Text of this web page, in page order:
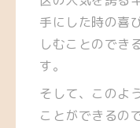
手にした時の喜
しむことのでき
す。
そして、このよ
ことができるの